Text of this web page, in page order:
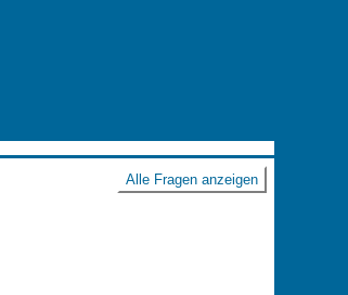
Alle Fragen anzeigen